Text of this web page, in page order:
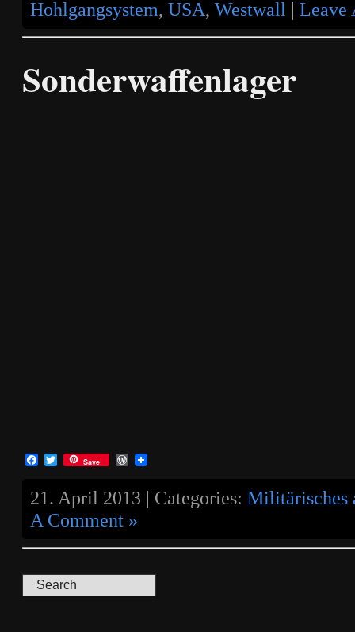
Hohlgangsystem, USA, Westwall | Leave
Sonderwaffenlager
Facebook
TwitterSave WordPress
21. April 2013 | Categories: Militärisches
A Comment »